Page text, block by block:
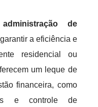
de
a eficiência e
residencial ou
um leque de
financeira, como
e controle de